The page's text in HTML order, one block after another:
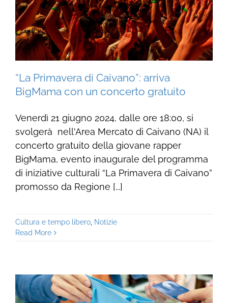
“La Primavera di Caivano”: arriva
BigMama con un concerto gratuito
Venerdì 21 giugno 2024, dalle ore 18:00, si
svolgerà nell'Area Mercato di Caivano (NA) il
concerto gratuito della giovane rapper
BigMama, evento inaugurale del programma
di iniziative culturali “La Primavera di Caivano”
promosso da Regione [...]
Cultura e tempo libero, Notizie
Read More